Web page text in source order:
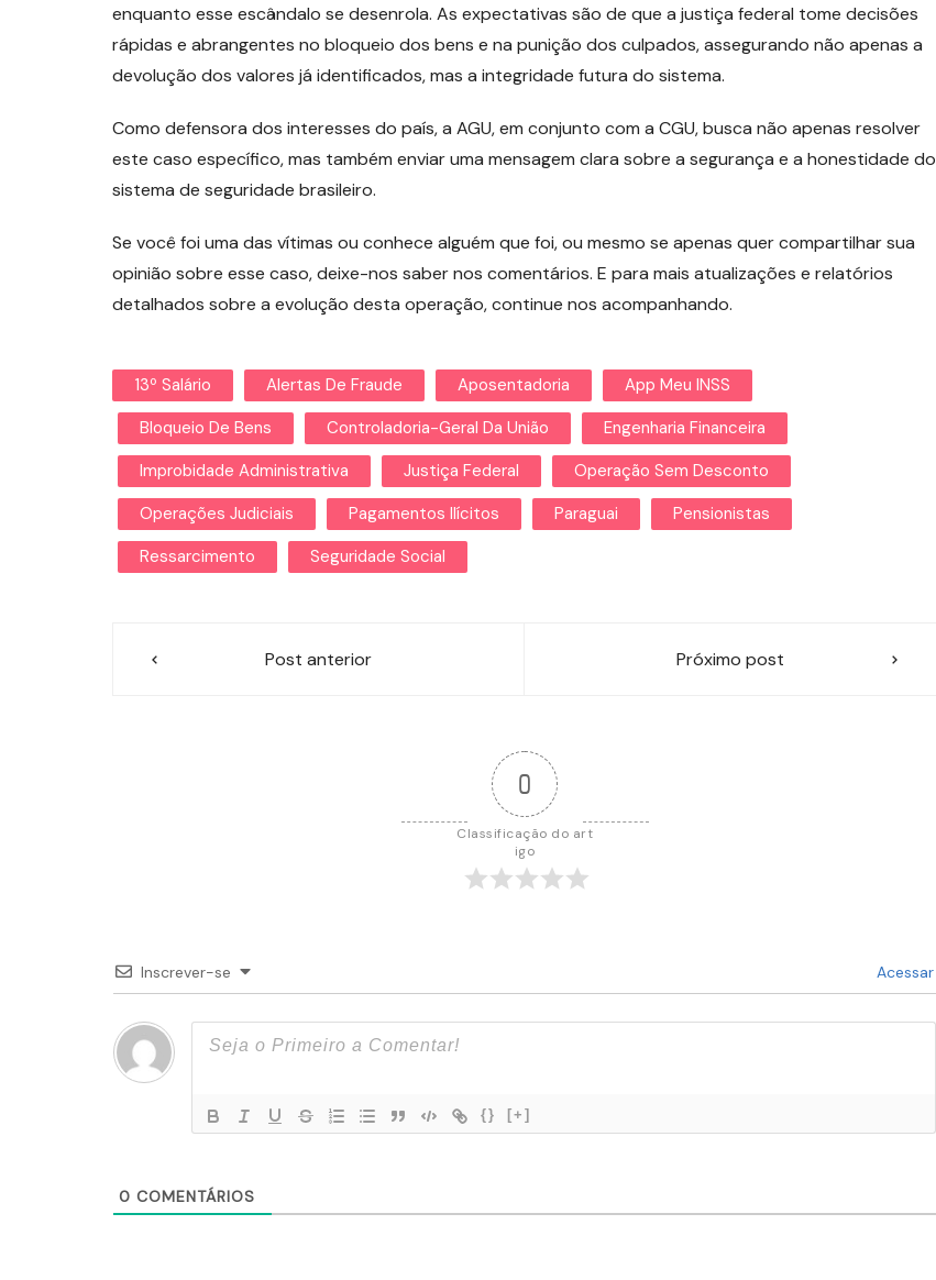
enquanto esse escândalo se desenrola. As expectativas são de que a justiça federal tome decisões
rápidas e abrangentes no bloqueio dos bens e na punição dos culpados, assegurando não apenas a
devolução dos valores já identificados, mas a integridade futura do sistema.
Como defensora dos interesses do país, a AGU, em conjunto com a CGU, busca não apenas resolver
este caso específico, mas também enviar uma mensagem clara sobre a segurança e a honestidade do
sistema de seguridade brasileiro.
Se você foi uma das vítimas ou conhece alguém que foi, ou mesmo se apenas quer compartilhar sua
opinião sobre esse caso, deixe-nos saber nos comentários. E para mais atualizações e relatórios
detalhados sobre a evolução desta operação, continue nos acompanhando.
13º Salário Alertas De Fraude Aposentadoria
App Meu INSS
Bloqueio De Bens
Controladoria-Geral Da União
Engenharia Financeira
Improbidade Administrativa
Justiça Federal
Operação Sem Desconto
Operações Judiciais
Pagamentos Ilícitos Paraguai
Pensionistas
Ressarcimento
Seguridade Social
NavegaçãoPost anterior Próximo post
0
Classificação do art
igo
Inscrever-se Acessar
{} [+]
0 COMENTÁRIOS